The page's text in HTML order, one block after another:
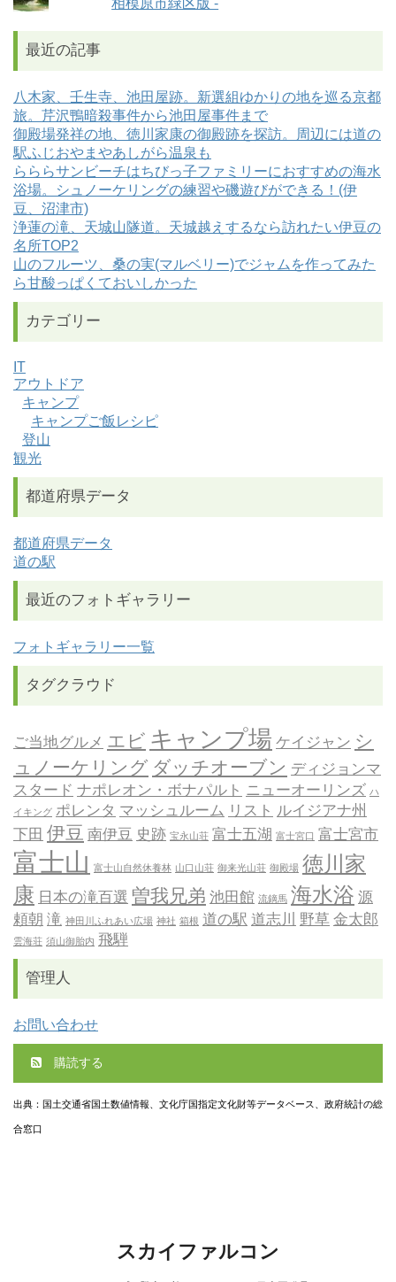
相模原市緑区版 -
最近の記事
八木家、壬生寺、池田屋跡。新選組ゆかりの地を巡る京都
旅。芹沢鴨暗殺事件から池田屋事件まで
御殿場発祥の地、徳川家康の御殿跡を探訪。周辺には道の
駅ふじおやまやあしがら温泉も
らららサンビーチはちびっ子ファミリーにおすすめの海水
浴場。シュノーケリングの練習や磯遊びができる！(伊
豆、沼津市)
浄蓮の滝、天城山隧道。天城越えするなら訪れたい伊豆の
名所TOP2
山のフルーツ、桑の実(マルベリー)でジャムを作ってみた
ら甘酸っぱくておいしかった
カテゴリー
IT
アウトドア
キャンプ
キャンプご飯レシピ
登山
観光
都道府県データ
都道府県データ
道の駅
最近のフォトギャラリー
フォトギャラリー一覧
タグクラウド
ご当地グルメ エビ キャンプ場 ケイジャン シ
ュノーケリング ダッチオーブン ディジョンマ
スタード ナポレオン・ボナパルト ニューオーリンズ ハ
イキング ポレンタ マッシュルーム リスト ルイジアナ州
下田 伊豆 南伊豆 史跡 宝永山荘 富士五湖 富士宮口 富士宮市
富士山 富士山自然休養林 山口山荘 御来光山荘 御殿場 徳川家
康 日本の滝百選 曽我兄弟 池田館 流鏑馬 海水浴 源
頼朝 滝 神田川ふれあい広場 神社 箱根 道の駅 道志川 野草 金太郎
雲海荘 須山御胎内 飛騨
管理人
お問い合わせ
購読する
出典：国土交通省国土数値情報、文化庁国指定文化財等データベース、政府統計の総
合窓口
スカイファルコン